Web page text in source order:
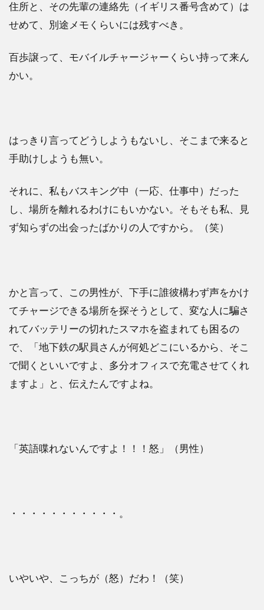
住所と、その先輩の連絡先（イギリス番号含めて）は
せめて、別途メモくらいには残すべき。
百歩譲って、モバイルチャージャーくらい持って来ん
かい。
はっきり言ってどうしようもないし、そこまで来ると
手助けしようも無い。
それに、私もバスキング中（一応、仕事中）だった
し、場所を離れるわけにもいかない。そもそも私、見
ず知らずの出会ったばかりの人ですから。（笑）
かと言って、この男性が、下手に誰彼構わず声をかけ
てチャージできる場所を探そうとして、変な人に騙さ
れてバッテリーの切れたスマホを盗まれても困るの
で、「地下鉄の駅員さんが何処どこにいるから、そこ
で聞くといいですよ、多分オフィスで充電させてくれ
ますよ」と、伝えたんですよね。
「英語喋れないんですよ！！！怒」（男性）
・・・・・・・・・・・。
いやいや、こっちが（怒）だわ！（笑）